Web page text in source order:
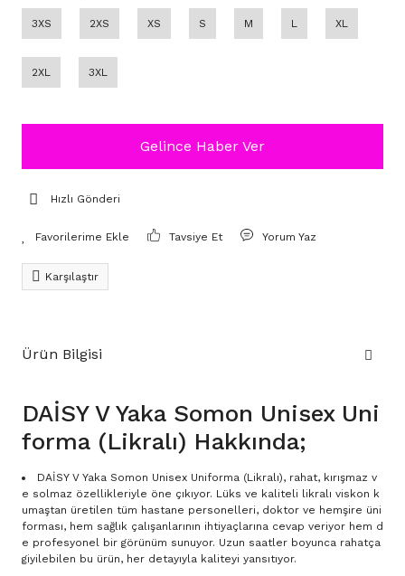
3XS 2XS XS S M L XL
2XL 3XL
Gelince Haber Ver
Hızlı Gönderi
Tavsiye Et Yorum Yaz
Karşılaştır
Ürün Bilgisi
DAİSY V Yaka Somon Unisex Uni
forma (Likralı) Hakkında;
DAİSY V Yaka Somon Unisex Uniforma (Likralı), rahat, kırışmaz v
e solmaz özellikleriyle öne çıkıyor. Lüks ve kaliteli likralı viskon k
umaştan üretilen tüm hastane personelleri, doktor ve hemşire üni
forması, hem sağlık çalışanlarının ihtiyaçlarına cevap veriyor hem d
e profesyonel bir görünüm sunuyor. Uzun saatler boyunca rahatça
giyilebilen bu ürün, her detayıyla kaliteyi yansıtıyor.